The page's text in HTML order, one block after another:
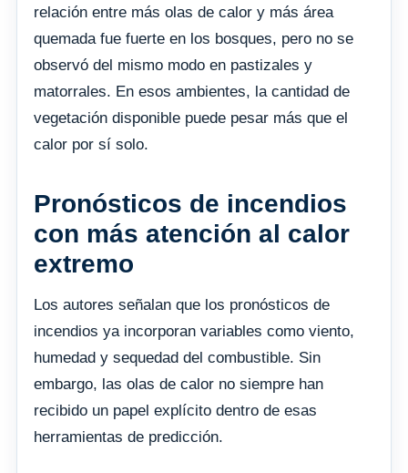
relación entre más olas de calor y más área
quemada fue fuerte en los bosques, pero no se
observó del mismo modo en pastizales y
matorrales. En esos ambientes, la cantidad de
vegetación disponible puede pesar más que el
calor por sí solo.
Pronósticos de incendios
con más atención al calor
extremo
Los autores señalan que los pronósticos de
incendios ya incorporan variables como viento,
humedad y sequedad del combustible. Sin
embargo, las olas de calor no siempre han
recibido un papel explícito dentro de esas
herramientas de predicción.